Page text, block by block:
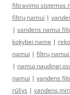
filtravimo sistemos
filtrų namui |
| vandens namui
kokybei name |
namui | filtrų namui
| namui naudingi
namui | vandens
rūšys | vandens